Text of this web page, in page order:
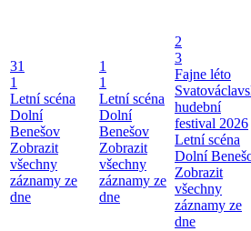
31
1
Letní scéna
Dolní
Benešov
Zobrazit
všechny
záznamy ze
dne
1
1
Letní scéna
Dolní
Benešov
Zobrazit
všechny
záznamy ze
dne
2
3
Fajne léto
hudební
festival 2026
Letní scéna
Dolní
Zobrazit
všechny
záznamy ze
dne